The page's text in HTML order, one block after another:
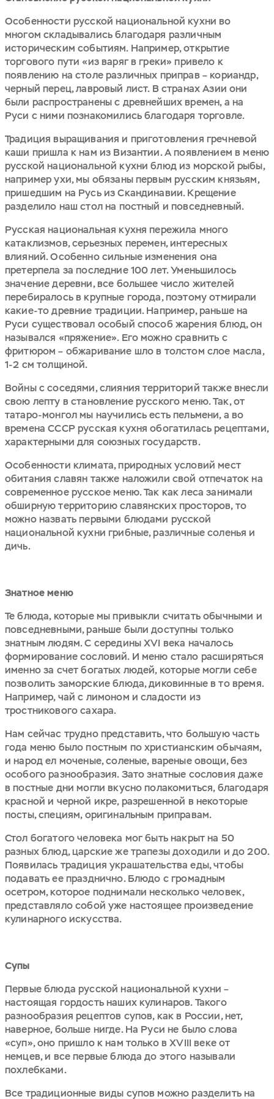
Особенности русской национальной кухни во
многом складывались благодаря различным
историческим событиям. Например, открытие
торгового пути «из варяг в греки» привело к
появлению на столе различных приправ – кориандр,
черный перец, лавровый лист. В странах Азии они
были распространены с древнейших времен, а на
Руси с ними познакомились благодаря торговле.
Традиция выращивания и приготовления гречневой
каши пришла к нам из Византии. А появлением в меню
русской национальной кухни блюд из морской рыбы,
например ухи, мы обязаны первым русским князьям,
пришедшим на Русь из Скандинавии. Крещение
разделило наш стол на постный и повседневный.
Русская национальная кухня пережила много
катаклизмов, серьезных перемен, интересных
влияний. Особенно сильные изменения она
претерпела за последние 100 лет. Уменьшилось
значение деревни, все большее число жителей
перебиралось в крупные города, поэтому отмирали
какие-то древние традиции. Например, раньше на
Руси существовал особый способ жарения блюд, он
назывался «пряжение». Его можно сравнить с
фритюром – обжаривание шло в толстом слое масла,
1-2 см толщиной.
Войны с соседями, слияния территорий также внесли
свою лепту в становление русского меню. Так, от
татаро-монгол мы научились есть пельмени, а во
времена СССР русская кухня обогатилась рецептами,
характерными для союзных государств.
Особенности климата, природных условий мест
обитания славян также наложили свой отпечаток на
современное русское меню. Так как леса занимали
обширную территорию славянских просторов, то
можно назвать первыми блюдами русской
национальной кухни грибные, различные соленья и
дичь.
Знатное меню
Те блюда, которые мы привыкли считать обычными и
повседневными, раньше были доступны только
знатным людям. С середины XVI века началось
формирование сословий. И меню стало расширяться
именно за счет богатых людей, которые могли себе
позволить заморские блюда, диковинные в то время.
Например, чай с лимоном и сладости из
тростникового сахара.
Нам сейчас трудно представить, что большую часть
года меню было постным по христианским обычаям,
и народ ел моченые, соленые, вареные овощи, без
особого разнообразия. Зато знатные сословия даже
в постные дни могли вкусно полакомиться, благодаря
красной и черной икре, разрешенной в некоторые
посты, специям, оригинальным приправам.
Стол богатого человека мог быть накрыт на 50
разных блюд, царские же трапезы доходили и до 200.
Появилась традиция украшательства еды, чтобы
подавать ее празднично. Блюдо с громадным
осетром, которое поднимали несколько человек,
представляло собой уже настоящее произведение
кулинарного искусства.
Супы
Первые блюда русской национальной кухни –
настоящая гордость наших кулинаров. Такого
разнообразия рецептов супов, как в России, нет,
наверное, больше нигде. На Руси не было слова
«суп», оно пришло к нам только в XVIII веке от
немцев, и все первые блюда до этого называли
похлебками.
Все традиционные виды супов можно разделить на